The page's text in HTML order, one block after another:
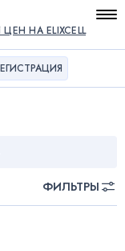
НА ELIXCELL
ФИЛЬТРЫ